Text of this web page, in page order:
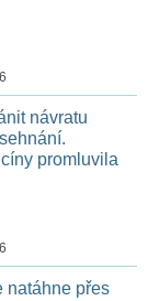
návratu
promluvila
natáhne přes